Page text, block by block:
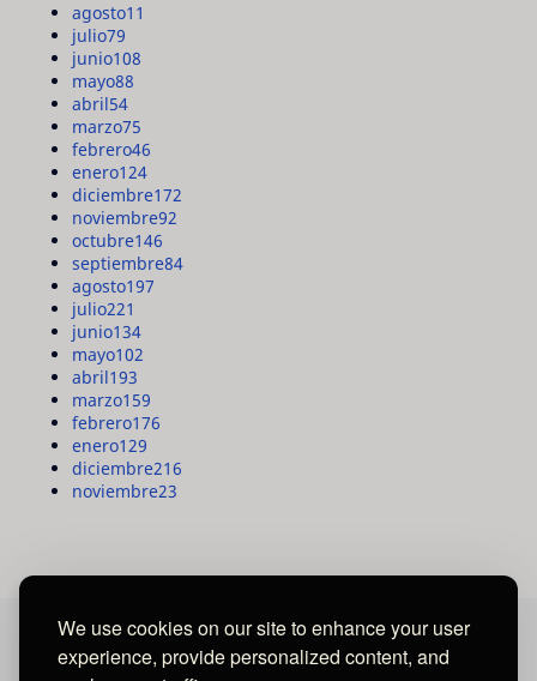
We use cookies on our site to enhance your user
experience, provide personalized content, and
agosto11
julio79
junio108
mayo88
abril54
marzo75
febrero46
enero124
diciembre172
noviembre92
octubre146
septiembre84
agosto197
julio221
junio134
mayo102
abril193
marzo159
febrero176
enero129
diciembre216
noviembre23